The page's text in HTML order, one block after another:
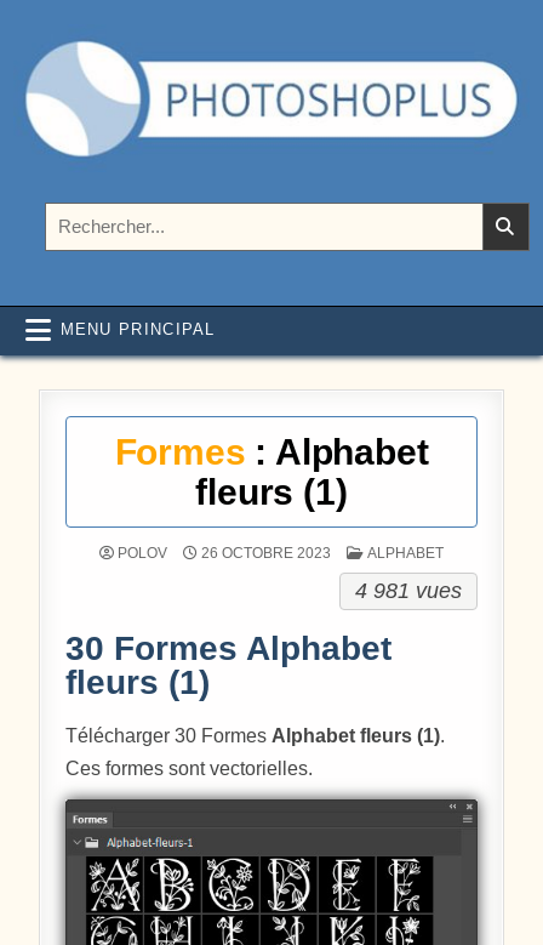
Photoshoplus
MENU PRINCIPAL
Formes : Alphabet
fleurs (1)
POLOV 26 OCTOBRE 2023 POSTÉ DANS
ALPHABET
4 981 vues
30 Formes Alphabet
fleurs (1)
Télécharger 30 Formes Alphabet fleurs (1).
Ces formes sont vectorielles.